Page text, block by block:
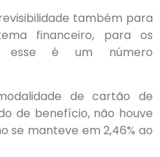
também para
financeiro, para os
esse é um número
de cartão de
de benefício, não houve
se manteve em 2,46% ao